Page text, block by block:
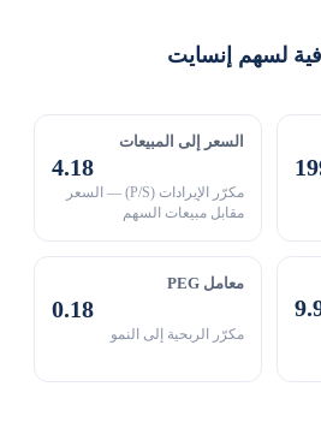
لسهم إنسايت
السعر إلى المبيعات
4.18
مكرّر الإيرادات (P/S) — السعر
مقابل مبيعات السهم
معامل PEG
0.18
مكرّر الربحية إلى النمو